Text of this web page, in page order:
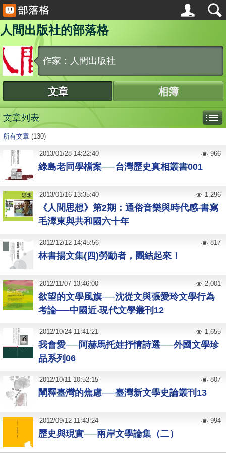
人間出版社的部落格
作家：人間出版社
文章 相簿
文章列表
所有文章 (130)
綠島老同學檔案──台灣歷史真相叢書001
2013/01/28 14:22:40 966
《人間思想》第2期：通俗音樂與時代感‧書寫
毛澤東與共和國六十年
2013/01/16 13:35:40 1,296
林書揚文集(四)勞動者，團結起來！
2012/12/12 14:45:56 817
欲望的文學風旗──沈從文與張愛玲文學行為
考論──中國近‧現代文學叢刊12
2012/11/07 13:46:00 2,001
我會愛──阿赫馬托娃抒情詩選──外國文學珍
品系列06
2012/10/24 11:41:21 1,655
闡釋臺灣的焦慮──臺灣新文學史論叢刊13
2012/10/11 10:52:15 807
歷史與現實──兩岸文學論集（二）
2012/09/12 11:43:24 994